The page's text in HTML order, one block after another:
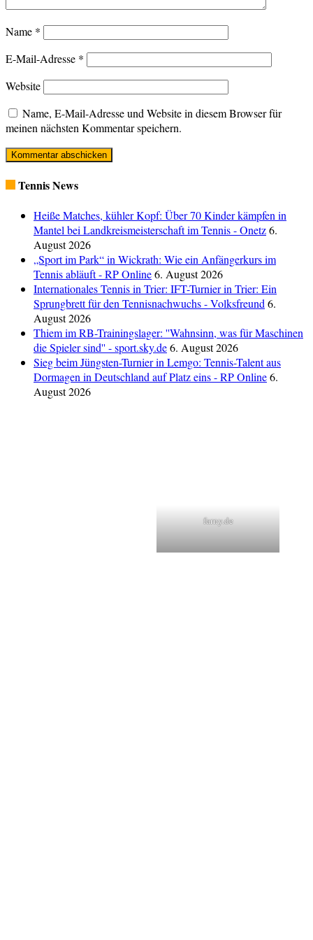
Name *
E-Mail-Adresse *
Website
Name, E-Mail-Adresse und Website in diesem Browser für
meinen nächsten Kommentar speichern.
Tennis News
Heiße Matches, kühler Kopf: Über 70 Kinder kämpfen in
Mantel bei Landkreismeisterschaft im Tennis - Onetz6.
August 2026
„Sport im Park“ in Wickrath: Wie ein Anfängerkurs im
Tennis abläuft - RP Online6. August 2026
Internationales Tennis in Trier: IFT-Turnier in Trier: Ein
Sprungbrett für den Tennisnachwuchs - Volksfreund6.
August 2026
Thiem im RB-Trainingslager: ''Wahnsinn, was für Maschinen
die Spieler sind'' - sport.sky.de6. August 2026
Sieg beim Jüngsten-Turnier in Lemgo: Tennis-Talent aus
Dormagen in Deutschland auf Platz eins - RP Online6.
August 2026
farny.de